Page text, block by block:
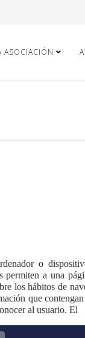
ASOCIACIÓN
o
permiten a una
los hábitos de
que
al usuario. El